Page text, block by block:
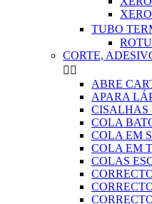
TUBO
CORTE,
 
ABRE
APARA
CISALHAS
COLA
COLA EM
COLA EM
COLAS